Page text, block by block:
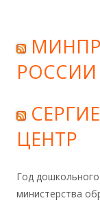
РОССИИ
ЦЕНТР
Год
министерства